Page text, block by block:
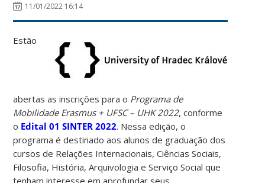
11/01/2022 16:14
Estão
abertas as inscrições para o Programa de
Mobilidade Erasmus + UFSC – UHK 2022, conforme
o Edital 01 SINTER 2022. Nessa edição, o
programa é destinado aos alunos de graduação dos
cursos de Relações Internacionais, Ciências Sociais,
Filosofia, História, Arquivologia e Serviço Social que
tenham interesse em aprofundar seus